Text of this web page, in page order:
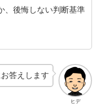
、後悔しない判断基準
ヒデ
答えします